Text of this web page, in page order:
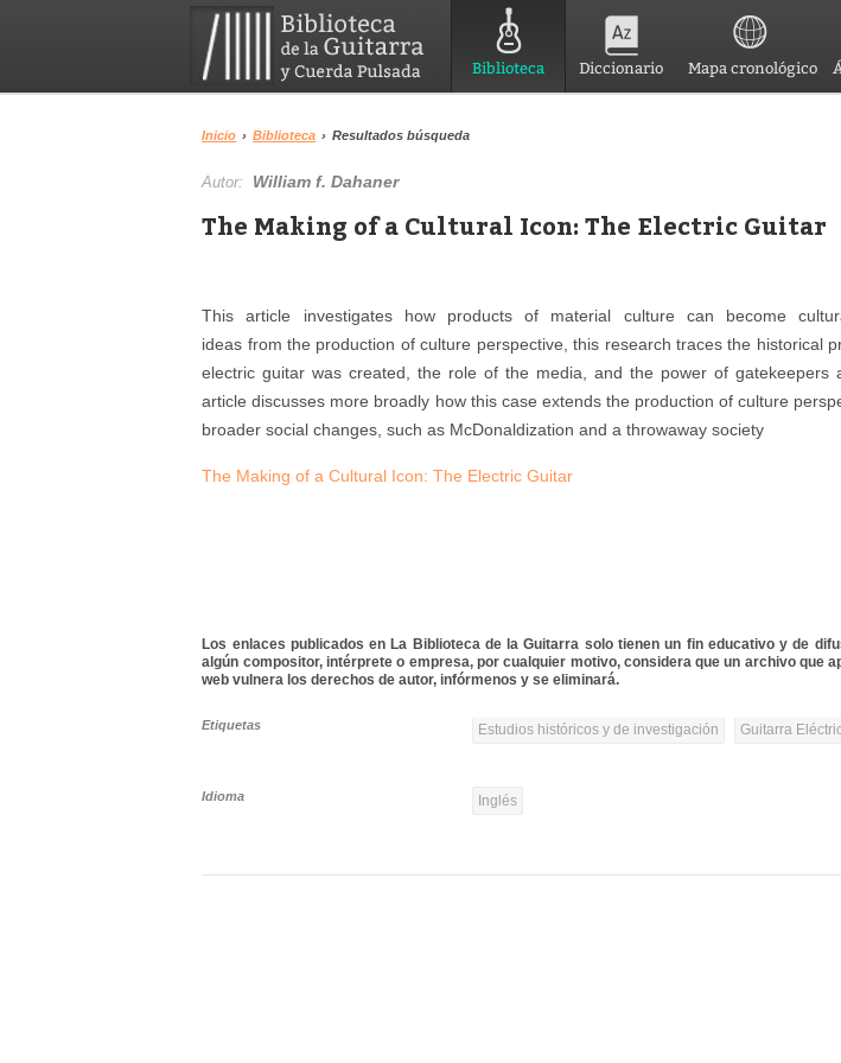
Biblioteca Diccionario Mapa cronológico
Inicio › Biblioteca › Resultados búsqueda
Autor: William f. Dahaner
The Making of a Cultural Icon: The Electric Guitar
This article investigates how products of material culture can become
ideas from the production of culture perspective, this research traces the historical
electric guitar was created, the role of the media, and the power of gatekeepers
article discusses more broadly how this case extends the production of culture
broader social changes, such as McDonaldization and a throwaway society
The Making of a Cultural Icon: The Electric Guitar
Los enlaces publicados en La Biblioteca de la Guitarra solo tienen un fin educativo y de
algún compositor, intérprete o empresa, por cualquier motivo, considera que un archivo que
web vulnera los derechos de autor, infórmenos y se eliminará.
Etiquetas Estudios históricos y de investigación Guitarra
Idioma Inglés